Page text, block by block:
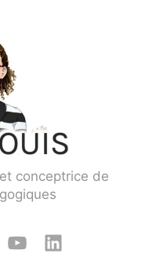
conceptrice de
YouTubeLinkedIn